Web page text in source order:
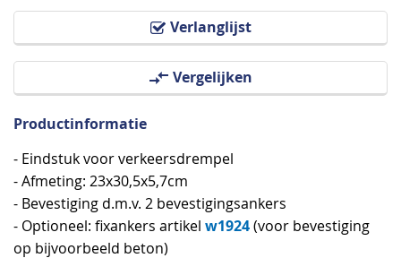
Verlanglijst
Vergelijken
van
Productinformatie
- Eindstuk voor verkeersdrempel
- Afmeting: 23x30,5x5,7cm
- Bevestiging d.m.v. 2 bevestigingsankers
- Optioneel: fixankers artikel w1924(voor bevestiging
op bijvoorbeeld beton)